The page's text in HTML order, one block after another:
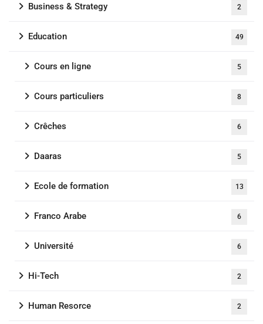
Business & Strategy 2
Education 49
Cours en ligne 5
Cours particuliers 8
Crêches 6
Daaras 5
Ecole de formation 13
Franco Arabe 6
Université 6
Hi-Tech 2
Human Resorce 2